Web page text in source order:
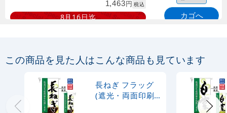
1,463円 税込
8月16日迄 カゴへ
丸パイプ26cm白
1,130 円 税抜
1,243円 税込 カゴへ
この商品を見た人はこんな商品も見ています
長ねぎ フラッグ
(遮光・両面印刷)